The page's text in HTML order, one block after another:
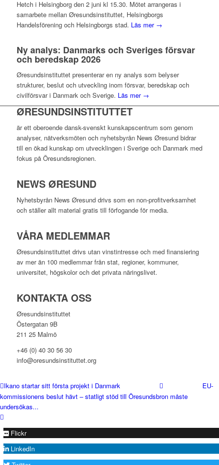
Hetch i Helsingborg den 2 juni kl 15.30. Mötet arrangeras i
samarbete mellan Øresundsinstituttet, Helsingborgs
Handelsförening och Helsingborgs stad. Läs mer →
Ny analys: Danmarks och Sveriges försvar
och beredskap 2026
Øresundsinstituttet presenterar en ny analys som belyser
strukturer, beslut och utveckling inom försvar, beredskap och
civilförsvar i Danmark och Sverige. Läs mer →
ØRESUNDSINSTITUTTET
är ett oberoende dansk-svenskt kunskapscentrum som genom
analyser, nätverksmöten och nyhetsbyrån News Øresund bidrar
till en ökad kunskap om utvecklingen i Sverige och Danmark med
fokus på Öresundsregionen.
NEWS ØRESUND
Nyhetsbyrån News Øresund drivs som en non-profitverksamhet
och ställer allt material gratis till förfogande för media.
VÅRA MEDLEMMAR
Øresundsinstituttet drivs utan vinst­intresse och med finansiering
av mer än 100 medlemmar från stat, regioner, kommuner,
universitet, högskolor och det privata näringslivet.
KONTAKTA OSS
Øresundsinstituttet
Östergatan 9B
211 25 Malmö
+46 (0) 40 30 56 30
info@oresundsinstituttet.org
Ikano startar sitt första projekt i Danmark
EU-
kommissionens beslut hävt – statligt stöd till Öresundsbron måste
undersökas...
Flickr
LinkedIn